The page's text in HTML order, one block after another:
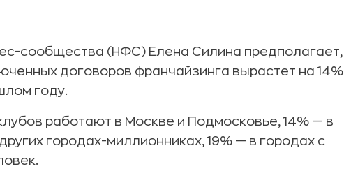
сообщества (НФС) Елена Силина предполагает,
договоров франчайзинга вырастет на 14%
году.
работают в Москве и Подмосковье, 14% — в
городах-миллионниках, 19% — в городах с